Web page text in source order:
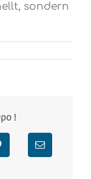
sondern
!
Email